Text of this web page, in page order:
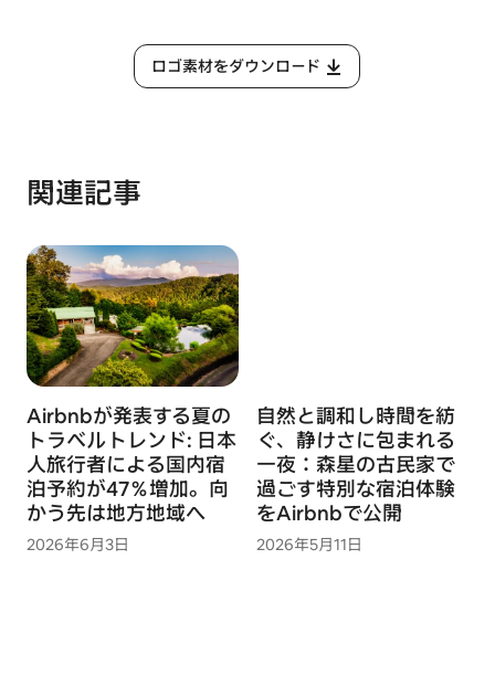
ロゴ素材をダウンロード
関連記事
Airbnbが発表する夏の
トラベルトレンド: 日本
人旅行者による国内宿
泊予約が47％増加。向
かう先は地方地域へ
2026年6月3日
自然と調和し時間を紡
ぐ、静けさに包まれる
一夜：森星の古民家で
過ごす特別な宿泊体験
をAirbnbで公開
2026年5月11日